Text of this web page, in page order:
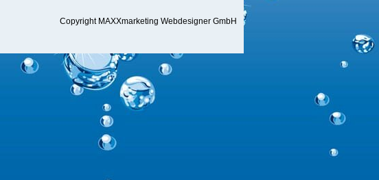
Copyright MAXXmarketing Webdesigner GmbH